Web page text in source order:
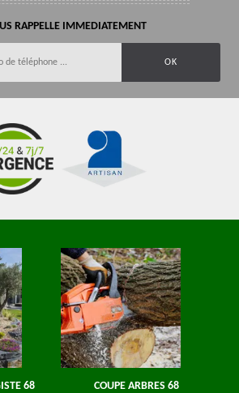
RAPPELLE IMMEDIATEMENT
68 COUPE ARBRES 68